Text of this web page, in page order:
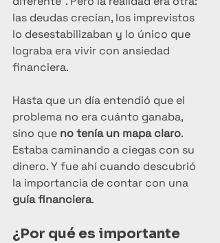
las deudas crecían, los imprevistos
lo desestabilizaban y lo único que
lograba era vivir con ansiedad
financiera.
Hasta que un día entendió que el
problema no era cuánto ganaba,
sino que no tenía un mapa claro.
Estaba caminando a ciegas con su
dinero. Y fue ahí cuando descubrió
la importancia de contar con una
guía financiera.
¿Por qué es importante